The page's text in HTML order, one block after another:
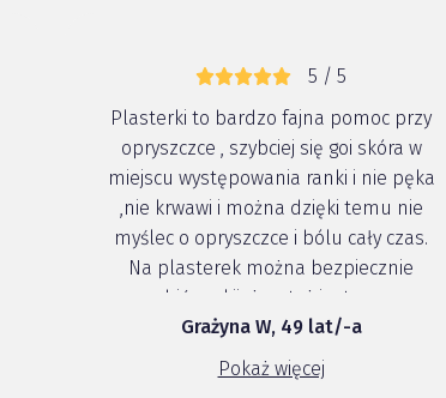
5 / 5
Plasterki to bardzo fajna pomoc przy
opryszczce , szybciej się goi skóra w
miejscu występowania ranki i nie pęka
,nie krwawi i można dzięki temu nie
myślec o opryszczce i bólu cały czas.
Na plasterek można bezpiecznie
zrobić makijaż co też jest super
Grażyna W, 49 lat/-a
Pokaż więcej